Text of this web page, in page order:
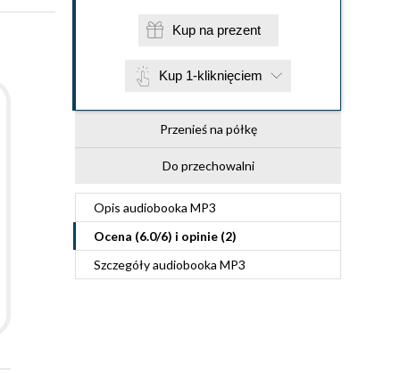
Kup na prezent
Kup 1-kliknięciem
Przenieś na półkę
Do przechowalni
Opis audiobooka MP3
Ocena (6.0/6) i opinie (2)
Szczegółyaudiobooka MP3